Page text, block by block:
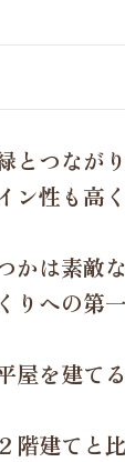
とつなが
ン性も高
かは素敵
りへの第
屋を建て
階建てと